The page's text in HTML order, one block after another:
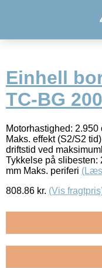
Einhell
TC-BG 200
Motorhastighed:
Maks. effekt (S2/S2
driftstid ved
Tykkelse på slibesten:
mm Maks. periferi
808.86 kr. (Vis